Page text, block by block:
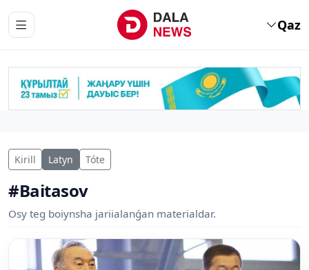
Qaz
Kirill Latyn Tóte
#Baitasov
Osy teg boiynsha jariialanǵan materialdar.